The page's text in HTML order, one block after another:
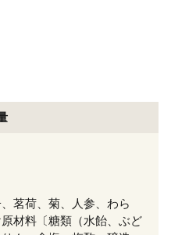
茗荷、菊、人参、わら
材料〔糖類（水飴、ぶど